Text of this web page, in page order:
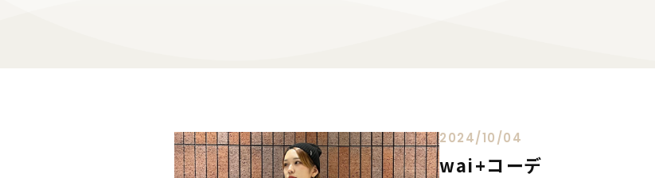
2024/10/04
wai+コーデ